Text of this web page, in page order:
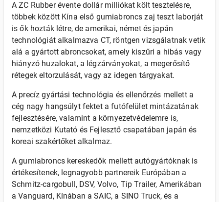
A ZC Rubber évente dollár milliókat költ tesztelésre,
többek között Kína első gumiabroncs zaj teszt laborját
is ők hozták létre, de amerikai, német és japán
technológiát alkalmazva CT, röntgen vizsgálatnak vetik
alá a gyártott abroncsokat, amely kiszűri a hibás vagy
hiányzó huzalokat, a légzárványokat, a megerősítő
rétegek eltorzulását, vagy az idegen tárgyakat.
A precíz gyártási technológia és ellenőrzés mellett a
cég nagy hangsúlyt fektet a futófelület mintázatának
fejlesztésére, valamint a környezetvédelemre is,
nemzetközi Kutató és Fejlesztő csapatában japán és
koreai szakértőket alkalmaz.
A gumiabroncs kereskedők mellett autógyártóknak is
értékesítenek, legnagyobb partnereik Európában a
Schmitz-cargobull, DSV, Volvo, Tip Trailer, Amerikában
a Vanguard, Kínában a SAIC, a SINO Truck, és a